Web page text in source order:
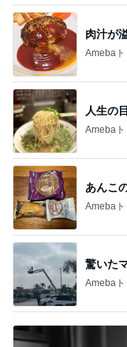
肉汁が
Ameba
人生の
Ameba
あんこ
Ameba
驚いた
Ameba